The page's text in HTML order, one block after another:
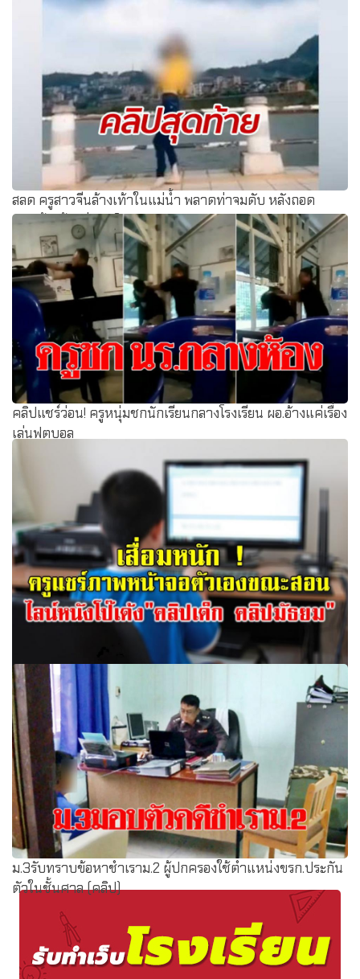
สลด ครูสาวจีนล้างเท้าในแม่น้ำ พลาดท่าจมดับ หลังถอด
รองเท้าเต้น-ถ่ายคลิป
คลิปแชร์ว่อน! ครูหนุ่มชกนักเรียนกลางโรงเรียน ผอ.อ้างแค่เรื่อง
เล่นฟุตบอล
เสื่อมหนัก ! เรียนออนไลน์ ครูไลน์กลุ่มหนังโป๊เด้ง คลิปเด็ก ลับ ๆ
มัธยม ทำผวาอื้อ
ม.3รับทราบข้อหาชำเราม.2 ผู้ปกครองใช้ตำแหน่งขรก.ประกัน
ตัวในชั้นศาล (คลิป)